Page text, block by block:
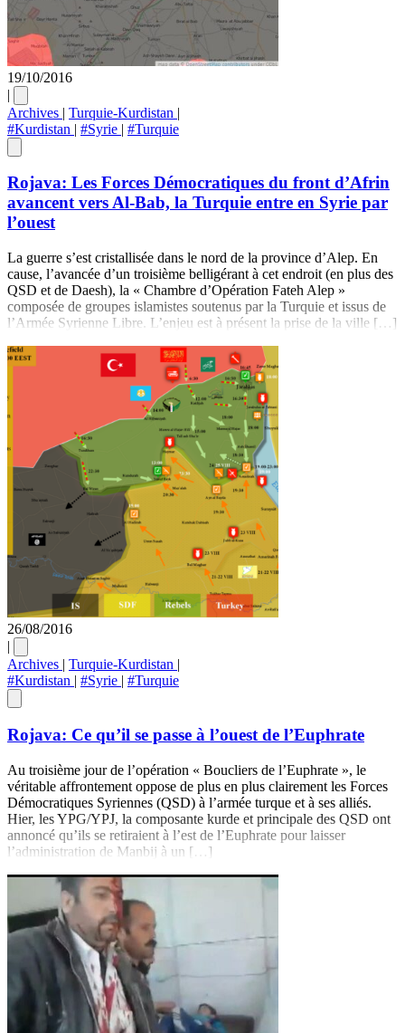
19/10/2016
|
Archives | Turquie-Kurdistan |
#Kurdistan | #Syrie | #Turquie
Rojava: Les Forces Démocratiques du front d’Afrin
avancent vers Al-Bab, la Turquie entre en Syrie par
l’ouest
La guerre s’est cristallisée dans le nord de la province d’Alep. En
cause, l’avancée d’un troisième belligérant à cet endroit (en plus des
QSD et de Daesh), la « Chambre d’Opération Fateh Alep »
composée de groupes islamistes soutenus par la Turquie et issus de
l’Armée Syrienne Libre. L’enjeu est à présent la prise de la ville […]
26/08/2016
|
Archives | Turquie-Kurdistan |
#Kurdistan | #Syrie | #Turquie
Rojava: Ce qu’il se passe à l’ouest de l’Euphrate
Au troisième jour de l’opération « Boucliers de l’Euphrate », le
véritable affrontement oppose de plus en plus clairement les Forces
Démocratiques Syriennes (QSD) à l’armée turque et à ses alliés.
Hier, les YPG/YPJ, la composante kurde et principale des QSD ont
annoncé qu’ils se retiraient à l’est de l’Euphrate pour laisser
l’administration de Manbij à un […]